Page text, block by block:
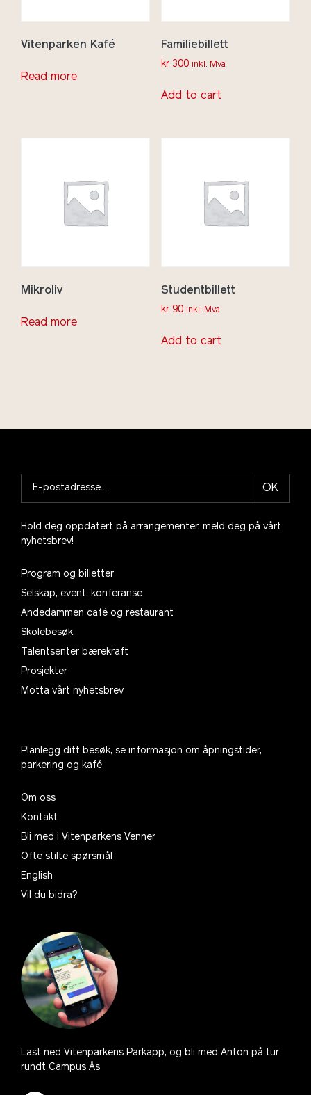
Vitenparken Kafé
Read more
Familiebillett
kr300 inkl. Mva
Add to cart
Mikroliv
Read more
Studentbillett
kr90 inkl. Mva
Add to cart
OK
Hold deg oppdatert på arrangementer, meld deg på vårt
nyhetsbrev!
Program og billetter
Selskap, event, konferanse
Andedammen café og restaurant
Skolebesøk
Talentsenter bærekraft
Prosjekter
Motta vårt nyhetsbrev
Planlegg ditt besøk, se informasjon om åpningstider,
parkering og kafé
Om oss
Kontakt
Bli med i Vitenparkens Venner
Ofte stilte spørsmål
English
Vil du bidra?
Last ned Vitenparkens Parkapp, og bli med Anton på tur
rundt Campus Ås